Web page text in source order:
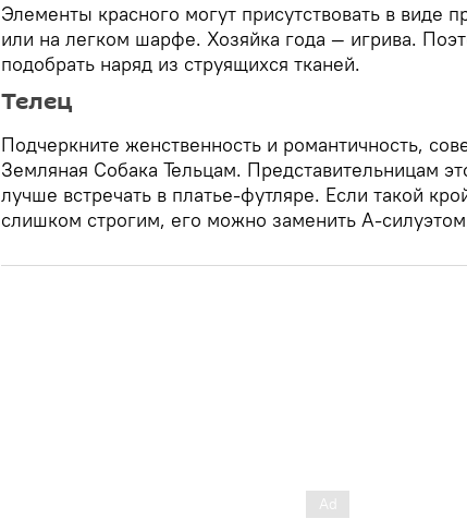
Элементы красного могут присутствовать в виде
или на легком шарфе. Хозяйка года — игрива.
подобрать наряд из струящихся тканей.
Телец
Подчеркните женственность и романтичность,
Земляная Собака Тельцам. Представительницам
лучше встречать в платье-футляре. Если такой
слишком строгим, его можно заменить А-